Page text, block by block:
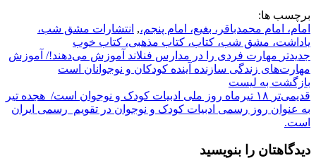
برچسب ها:
امام، امام محمدباقر، بغیع، امام پنجم،, انتشارات مشق شب،
یاداشت، مشق شب، کتاب، کتاب مذهبی، کتاب خوب
جدیدتر مهارت فردی را در مدارس فنلاند آموزش می‌دهند!/ آموزش
مهارت‌های زندگی سازنده آینده کودکان و نوجوانان است
بازگشت بە لیست
قدیمی‌تر
۱۸ تیرماه روز ملی ادبیات کودک و نوجوان است/ هجده تیر
به عنوان روز رسمی ادبیات کودک و نوجوان در تقویم رسمی ایران
است.
دیدگاهتان را بنویسید